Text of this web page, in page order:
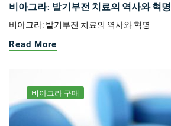
비아그라: 발기부전 치료의 역사와 혁명
비아그라: 발기부전 치료의 역사와 혁명
Read More
비아그라 구매